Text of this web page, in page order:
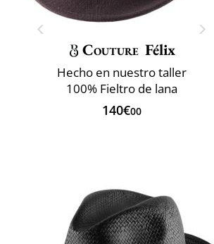
Couture Félix
Hecho en nuestro taller
100% Fieltro de lana
140€00